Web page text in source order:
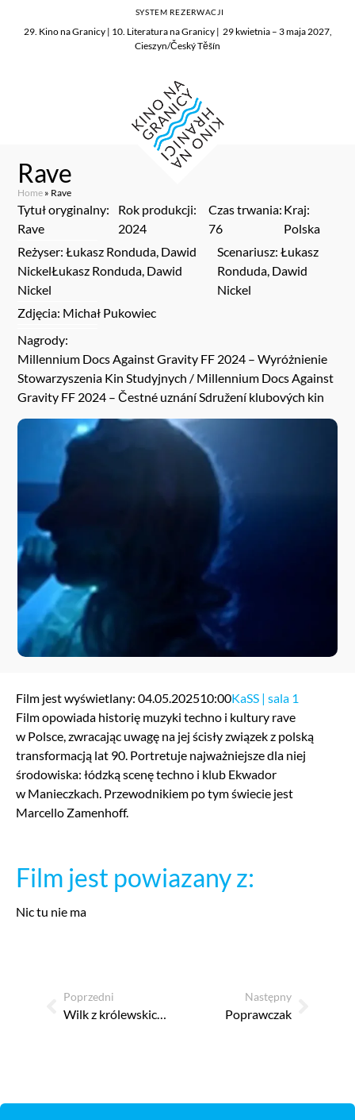
29. Kino na Granicy | 10. Literatura na Granicy | 29 kwietnia – 3 maja 2027,
Cieszyn/Český Těšín
SYSTEM REZERWACJI
Rave
Home » Rave
Tytuł oryginalny:
Rave
Rok produkcji:
2024
Czas trwania:
76
Kraj:
Polska
Reżyser: Łukasz Ronduda, Dawid
NickelŁukasz Ronduda, Dawid
Nickel
Scenariusz: Łukasz
Ronduda, Dawid
Nickel
Zdjęcia: Michał Pukowiec
Nagrody:
Millennium Docs Against Gravity FF 2024 – Wyróżnienie
Stowarzyszenia Kin Studyjnych / Millennium Docs Against
Gravity FF 2024 – Čestné uznání Sdružení klubových kin
Film jest wyświetlany: 04.05.202510:00KaSS | sala 1
Film opowiada historię muzyki techno i kultury rave
w Polsce, zwracając uwagę na jej ścisły związek z polską
transformacją lat 90. Portretuje najważniejsze dla niej
środowiska: łódzką scenę techno i klub Ekwador
w Manieczkach. Przewodnikiem po tym świecie jest
Marcello Zamenhoff.
Film jest powiazany z:
Nic tu nie ma
Poprzedni
Wilk z królewskich Vinohradów
Następny
Poprawczak